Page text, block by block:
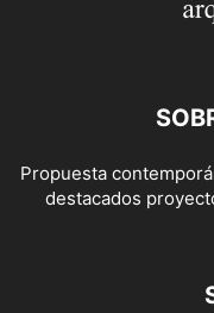
Propuesta
destacados